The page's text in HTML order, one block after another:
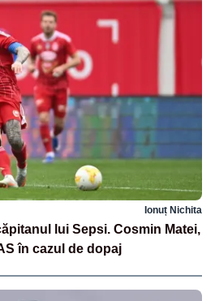
Ionuț Nichita
lui Sepsi. Cosmin Matei,
în cazul de dopaj